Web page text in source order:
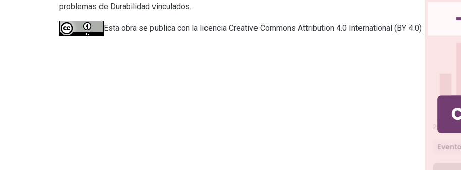
problemas de Durabilidad vinculados.
Esta obra se publica con la licencia Creative Commons Attribution 4.0 International (BY 4.0)